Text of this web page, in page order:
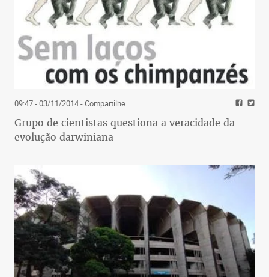
09:47 - 03/11/2014- Compartilhe
Grupo de cientistas questiona a veracidade da
evolução darwiniana